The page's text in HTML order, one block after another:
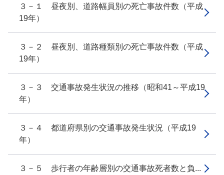
３－１ 昼夜別、道路幅員別の死亡事故件数（平成
19年）
３－２ 昼夜別、道路種類別の死亡事故件数（平成
19年）
３－３ 交通事故発生状況の推移（昭和41～平成19
年）
３－４ 都道府県別の交通事故発生状況（平成19
年）
３－５ 歩行者の年齢層別の交通事故死者数と負...